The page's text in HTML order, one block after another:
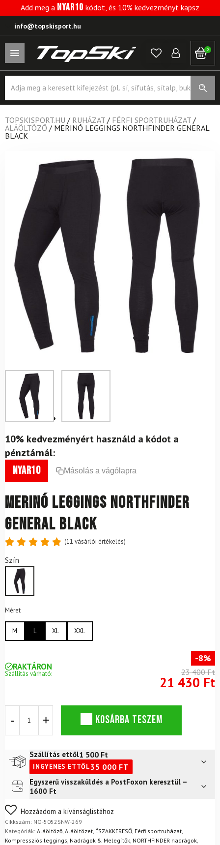
Add meg a NYAR10 kódot, és 10% kedvezményt kapsz
info@topskisport.hu
0
search
TOPSKISPORT.HU / RUHÁZAT / FÉRFI SPORTRUHÁZAT /
ALÁÖLTÖZŐ / MERINÓ LEGGINGS NORTHFINDER GENERAL
BLACK
10% kedvezményért használd a kódot a
pénztárnál:
nyar10 Másolás a vágólapra
Merinó leggings NORTHFINDER
General Black
4.91
5-ből,
értékelés
alapján
(11 vásárlói értékelés)
Szín
Méret
M L XL XXL
RAKTÁRON
Szállítás várható:
-8%
23 400 Ft
21 430 Ft
leggings
mennyiség
KOSÁRBA TESZEM
Szállítás ettől1 500 Ft
INGYENES ETTŐL35 000 FT
Futár a címre2 400
FoxPost
Egyszerű visszaküldés a PostFoxon keresztül –
1600 Ft
Nem biztos a választásában? Semmi gond – a terméket
egyszerűen visszaküldheti 14 napon belül, indoklás nélkül.
Mik a visszaküldés feltételei?
Hozzáadom a kívánságlistához
Cikkszám: NO-5052SNW-269
Kategóriák: Aláöltöző Aláöltözet ÉSZAKKERESŐ Férfi sportruházat
Kompressziós leggings Nadrágok & Melegítők NORTHFINDER nadrágok